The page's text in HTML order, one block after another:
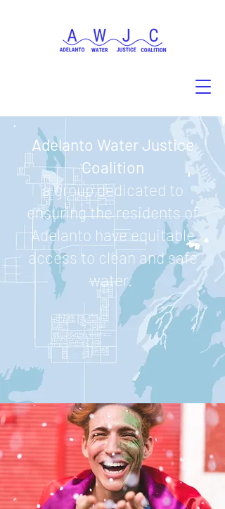
Adelanto Water Justice
Coalition
a group dedicated to
ensuring the residents of
Adelanto have equitable
access to clean and safe
water.